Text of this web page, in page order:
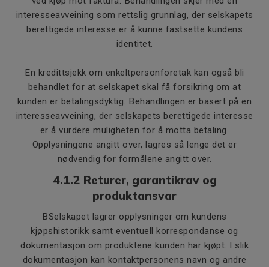
interesseavveining som rettslig grunnlag, der selskapets
berettigede interesse er å kunne fastsette kundens
identitet.
En kredittsjekk om enkeltpersonforetak kan også bli
behandlet for at selskapet skal få forsikring om at
kunden er betalingsdyktig. Behandlingen er basert på en
interesseavveining, der selskapets berettigede interesse
er å vurdere muligheten for å motta betaling.
Opplysningene angitt over, lagres så lenge det er
nødvendig for formålene angitt over.
4.1.2 Returer, garantikrav og
produktansvar
BSelskapet lagrer opplysninger om kundens
kjøpshistorikk samt eventuell korrespondanse og
dokumentasjon om produktene kunden har kjøpt. I slik
dokumentasjon kan kontaktpersonens navn og andre